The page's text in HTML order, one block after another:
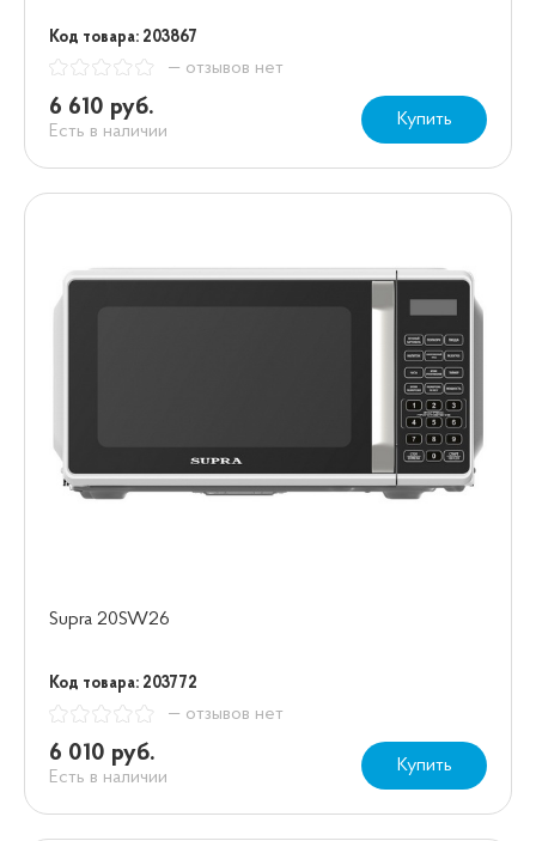
Код товара: 203867
— отзывов нет
6 610 руб.
Есть в наличии
Купить
Supra 20SW26
Код товара: 203772
— отзывов нет
6 010 руб.
Есть в наличии
Купить